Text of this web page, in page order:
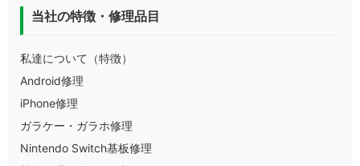
当社の特徴・修理品目
私達について（特徴）
Android修理
iPhone修理
ガラケー・ガラホ修理
Nintendo Switch基板修理